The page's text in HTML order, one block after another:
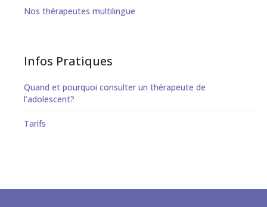
Nos thérapeutes multilingue
Infos Pratiques
Quand et pourquoi consulter un thérapeute de
l’adolescent?
Tarifs